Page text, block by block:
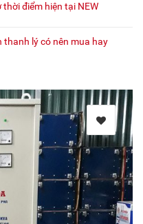
điểm hiện tại NEW
thanh lý có nên mua hay